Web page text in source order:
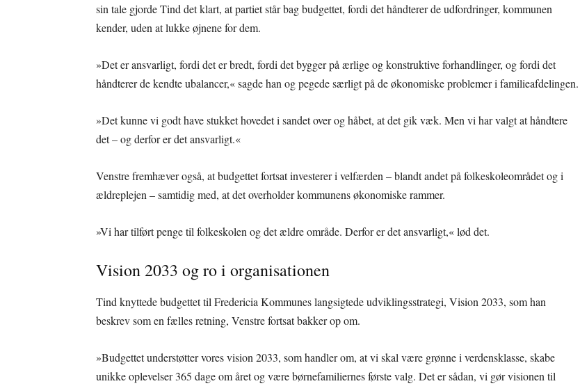
sin tale gjorde Tind det klart, at partiet står bag budgettet, fordi det håndterer de udfordringer, kommunen
kender, uden at lukke øjnene for dem.
»Det er ansvarligt, fordi det er bredt, fordi det bygger på ærlige og konstruktive forhandlinger, og fordi det
håndterer de kendte ubalancer,« sagde han og pegede særligt på de økonomiske problemer i familieafdelingen.
»Det kunne vi godt have stukket hovedet i sandet over og håbet, at det gik væk. Men vi har valgt at håndtere
det – og derfor er det ansvarligt.«
Venstre fremhæver også, at budgettet fortsat investerer i velfærden – blandt andet på folkeskoleområdet og i
ældreplejen – samtidig med, at det overholder kommunens økonomiske rammer.
»Vi har tilført penge til folkeskolen og det ældre område. Derfor er det ansvarligt,« lød det.
Vision 2033 og ro i organisationen
Tind knyttede budgettet til Fredericia Kommunes langsigtede udviklingsstrategi, Vision 2033, som han
beskrev som en fælles retning, Venstre fortsat bakker op om.
»Budgettet understøtter vores vision 2033, som handler om, at vi skal være grønne i verdensklasse, skabe
unikke oplevelser 365 dage om året og være børnefamiliernes første valg. Det er sådan, vi gør visionen til